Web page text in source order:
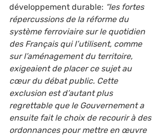
développement durable: “les fortes
répercussions de la réforme du
système ferroviaire sur le quotidien
des Français qui l’utilisent, comme
sur l’aménagement du territoire,
exigeaient de placer ce sujet au
cœur du débat public. Cette
exclusion est d’autant plus
regrettable que le Gouvernement a
ensuite fait le choix de recourir à des
ordonnances pour mettre en œuvre